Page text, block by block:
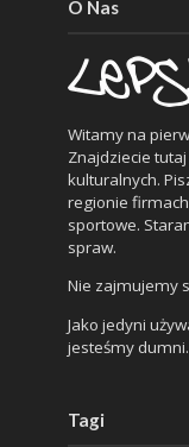
O Nas
Witamy na
Znajdziecie
kulturalnych.
regionie
sportowe.
spraw.
Nie zajmujemy
Jako jedyni
jesteśmy dumni.
Tagi